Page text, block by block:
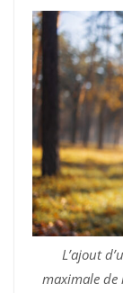
L’ajout
maximale de